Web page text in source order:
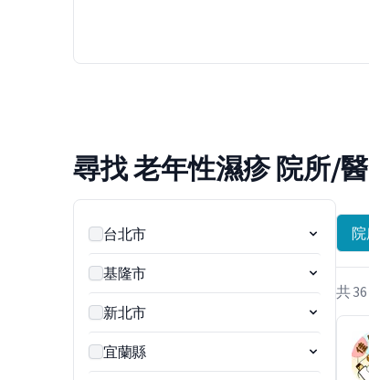
尋找 老年性濕疹 院所/
台北市
基隆市
新北市
宜蘭縣
院
共